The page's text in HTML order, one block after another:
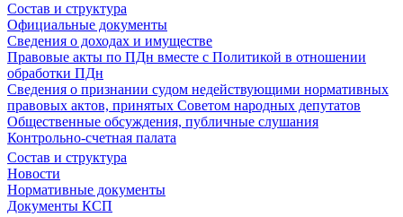
Состав и структура
Официальные документы
Сведения о доходах и имуществе
Правовые акты по ПДн вместе с Политикой в отношении
обработки ПДн
Сведения о признании судом недействующими нормативных
правовых актов, принятых Советом народных депутатов
Общественные обсуждения, публичные слушания
Контрольно-счетная палата
Состав и структура
Новости
Нормативные документы
Документы КСП